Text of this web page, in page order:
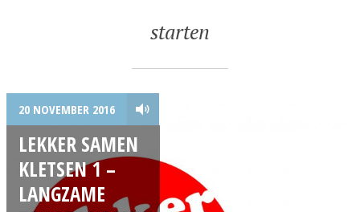
starten
20 NOVEMBER 2016
LEKKER SAMEN
KLETSEN 1 –
LANGZAME